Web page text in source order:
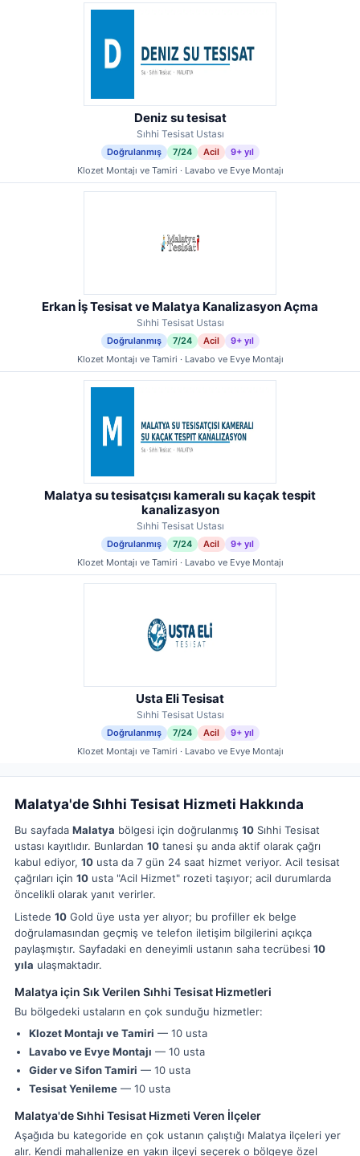
Deniz su tesisat
Sıhhi Tesisat Ustası
Doğrulanmış 7/24 Acil
9+ yıl
Klozet Montajı ve Tamiri · Lavabo ve Evye Montajı
Erkan İş Tesisat ve Malatya Kanalizasyon Açma
Sıhhi Tesisat Ustası
Doğrulanmış 7/24 Acil
9+ yıl
Klozet Montajı ve Tamiri · Lavabo ve Evye Montajı
Malatya su tesisatçısı kameralı su kaçak tespit
kanalizasyon
Sıhhi Tesisat Ustası
Doğrulanmış 7/24 Acil
9+ yıl
Klozet Montajı ve Tamiri · Lavabo ve Evye Montajı
Usta Eli Tesisat
Sıhhi Tesisat Ustası
Doğrulanmış 7/24 Acil
9+ yıl
Klozet Montajı ve Tamiri · Lavabo ve Evye Montajı
Malatya'de Sıhhi Tesisat Hizmeti Hakkında
Bu sayfada Malatya bölgesi için doğrulanmış 10 Sıhhi Tesisat
ustası kayıtlıdır. Bunlardan 10 tanesi şu anda aktif olarak çağrı
kabul ediyor, 10 usta da 7 gün 24 saat hizmet veriyor. Acil tesisat
çağrıları için 10 usta "Acil Hizmet" rozeti taşıyor; acil durumlarda
öncelikli olarak yanıt verirler.
Listede 10 Gold üye usta yer alıyor; bu profiller ek belge
doğrulamasından geçmiş ve telefon iletişim bilgilerini açıkça
paylaşmıştır. Sayfadaki en deneyimli ustanın saha tecrübesi 10
yıla ulaşmaktadır.
Malatya için Sık Verilen Sıhhi Tesisat Hizmetleri
Bu bölgedeki ustaların en çok sunduğu hizmetler:
Klozet Montajı ve Tamiri — 10 usta
Lavabo ve Evye Montajı — 10 usta
Gider ve Sifon Tamiri — 10 usta
Tesisat Yenileme — 10 usta
Malatya'de Sıhhi Tesisat Hizmeti Veren İlçeler
Aşağıda bu kategoride en çok ustanın çalıştığı Malatya ilçeleri yer
alır. Kendi mahallenize en yakın ilçeyi seçerek o bölgeye özel